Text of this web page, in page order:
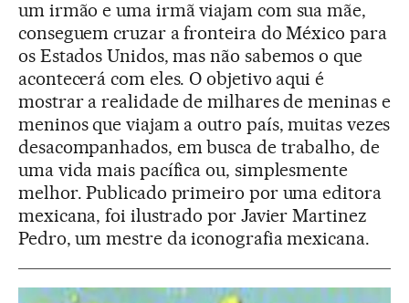
um irmão e uma irmã viajam com sua mãe,
conseguem cruzar a fronteira do México para
os Estados Unidos, mas não sabemos o que
acontecerá com eles. O objetivo aqui é
mostrar a realidade de milhares de meninas e
meninos que viajam a outro país, muitas vezes
desacompanhados, em busca de trabalho, de
uma vida mais pacífica ou, simplesmente
melhor. Publicado primeiro por uma editora
mexicana, foi ilustrado por Javier Martinez
Pedro, um mestre da iconografia mexicana.